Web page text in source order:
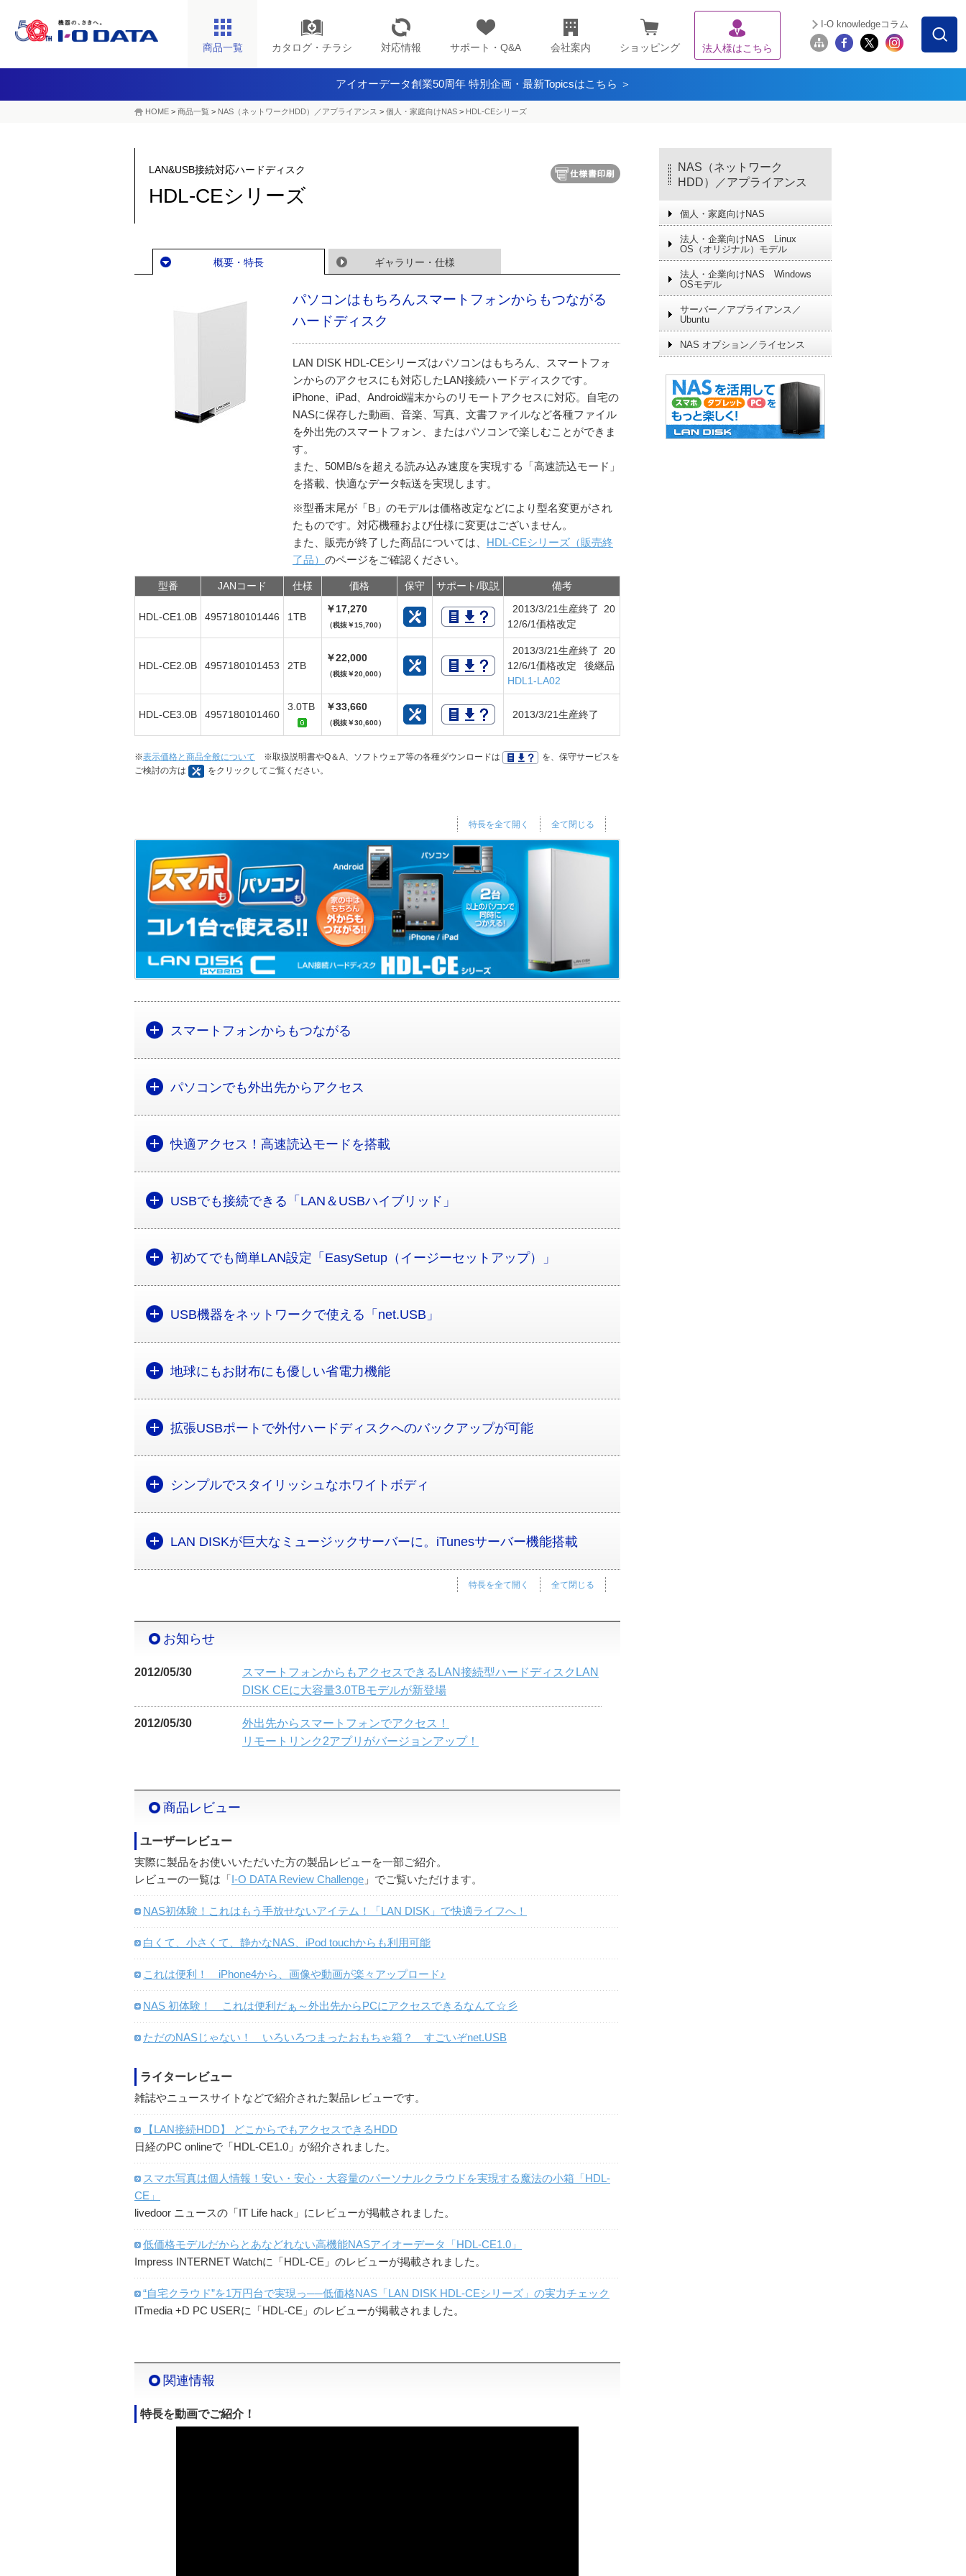
商品一覧 カタログ・チラシ 対応情報 サポート・Q&A 会社案内 ショッピング 法人様はこちら
I-O knowledgeコラム
アイオーデータ創業50周年 特別企画・最新Topicsはこちら ＞
HOME > 商品一覧 > NAS（ネットワークHDD）／アプライアンス​ > 個人・家庭向けNAS > HDL-CEシリーズ
LAN&USB接続対応ハードディスク
HDL-CEシリーズ
概要・特長 ギャラリー・仕様
パソコンはもちろんスマートフォンからもつながる
ハードディスク
LAN DISK HDL-CEシリーズはパソコンはもちろん、スマートフォ
ンからのアクセスにも対応したLAN接続ハードディスクです。
iPhone、iPad、Android端末からのリモートアクセスに対応。自宅の
NASに保存した動画、音楽、写真、文書ファイルなど各種ファイル
を外出先のスマートフォン、またはパソコンで楽しむことができま
す。
また、50MB/sを超える読み込み速度を実現する「高速読込モード」
を搭載、快適なデータ転送を実現します。
※型番末尾が「B」のモデルは価格改定などにより型名変更がされ
たものです。対応機種および仕様に変更はございません。
また、販売が終了した商品については、 HDL-CEシリーズ（販売終
了品） のページをご確認ください。
型番 JANコード 仕様 価格 保守 サポート/取説 備考
HDL-CE1.0B 4957180101446 1TB
￥17,270
（税抜￥15,700）
2013/3/21生産終了 20
12/6/1価格改定
HDL-CE2.0B 4957180101453 2TB
￥22,000
（税抜￥20,000）
2013/3/21生産終了 20
12/6/1価格改定 後継品
HDL1-LA02
HDL-CE3.0B 4957180101460
3.0TB ￥33,660
（税抜￥30,600）
2013/3/21生産終了
※表示価格と商品全般について ※取扱説明書やQ＆A、ソフトウェア等の各種ダウンロードは
を、保守サービスを
ご検討の方は
をクリックしてご覧ください。
全て閉じる
特長を全て開く
スマートフォンからもつながる
パソコンでも外出先からアクセス
快適アクセス！高速読込モードを搭載
USBでも接続できる「LAN＆USBハイブリッド」
初めてでも簡単LAN設定「EasySetup（イージーセットアップ）」
USB機器をネットワークで使える「net.USB」
地球にもお財布にも優しい省電力機能
拡張USBポートで外付ハードディスクへのバックアップが可能
シンプルでスタイリッシュなホワイトボディ
LAN DISKが巨大なミュージックサーバーに。iTunesサーバー機能搭載
全て閉じる
特長を全て開く
お知らせ
2012/05/30
スマートフォンからもアクセスできるLAN接続型ハードディスクLAN
DISK CEに大容量3.0TBモデルが新登場
2012/05/30
外出先からスマートフォンでアクセス！
リモートリンク2アプリがバージョンアップ！
商品レビュー
ユーザーレビュー
実際に製品をお使いいただいた方の製品レビューを一部ご紹介。
レビューの一覧は「I-O DATA Review Challenge 」でご覧いただけます。
NAS初体験！これはもう手放せないアイテム！「LAN DISK」で快適ライフへ！
白くて、小さくて、静かなNAS、iPod touchからも利用可能
これは便利！ iPhone4から、画像や動画が楽々アップロード♪
NAS 初体験！ これは便利だぁ～外出先からPCにアクセスできるなんて☆彡
ただのNASじゃない！ いろいろつまったおもちゃ箱？ すごいぞnet.USB
ライターレビュー
雑誌やニュースサイトなどで紹介された製品レビューです。
【LAN接続HDD】 どこからでもアクセスできるHDD
日経のPC onlineで「HDL-CE1.0」が紹介されました。
スマホ写真は個人情報！安い・安心・大容量のパーソナルクラウドを実現する魔法の小箱「HDL-
CE」
livedoor ニュースの「IT Life hack」にレビューが掲載されました。
低価格モデルだからとあなどれない高機能NASアイオーデータ「HDL-CE1.0」
Impress INTERNET Watchに「HDL-CE」のレビューが掲載されました。
“自宅クラウド”を1万円台で実現っ──低価格NAS「LAN DISK HDL-CEシリーズ」の実力チェック
ITmedia +D PC USERに「HDL-CE」のレビューが掲載されました。
関連情報
特長を動画でご紹介！
NAS（ネットワーク
HDD）／アプライアンス
個人・家庭向けNAS
法人・企業向けNAS Linux
OS（オリジナル）モデル
法人・企業向けNAS Windows
OSモデル
サーバー／アプライアンス／
Ubuntu
NAS オプション／ライセンス